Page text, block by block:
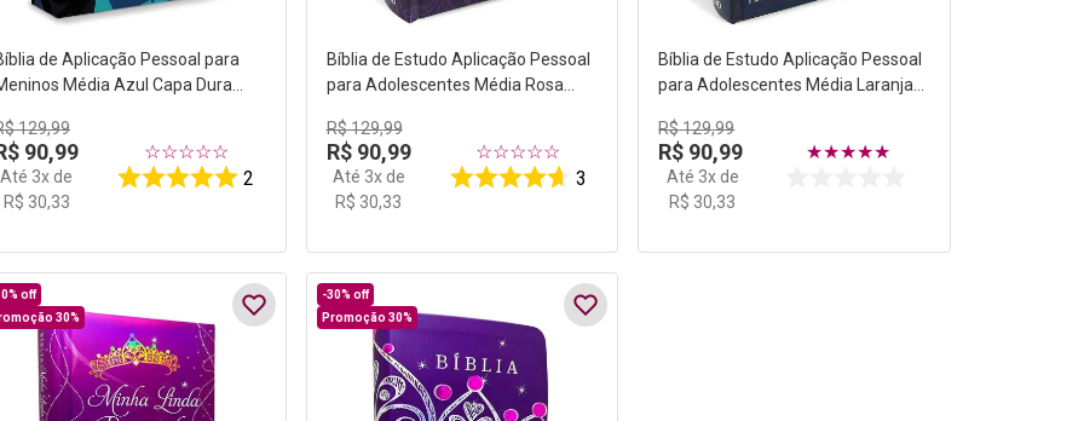
de Aplicação Pessoal para
Média Azul Capa Dura
129,99
90,99
Até 3x de
R$ 30,33
☆☆☆☆☆
2
Bíblia de Estudo Aplicação Pessoal
para Adolescentes Média Rosa
R$129,99
R$ 90,99
Até 3x de
R$ 30,33
☆☆☆☆☆
3
Bíblia de Estudo Aplicação Pessoal
para Adolescentes Média Laranja
R$129,99
R$ 90,99
Até 3x de
R$ 30,33
★★★★★
off
30%
-30% off
Promoção 30%